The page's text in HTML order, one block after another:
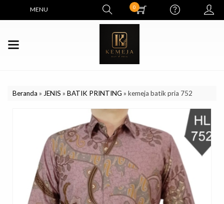
MENU 0
Beranda » JENIS » BATIK PRINTING » kemeja batik pria 752